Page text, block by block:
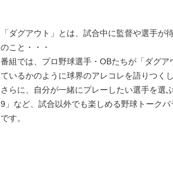
「ダグアウト」とは、試合中に監督や選手が
のこと・・・
番組では、プロ野球選手・OBたちが「ダグア
ているかのように球界のアレコレを語りつく
さらに、自分が一緒にプレーしたい選手を選
9」など、試合以外でも楽しめる野球トークバ
です。